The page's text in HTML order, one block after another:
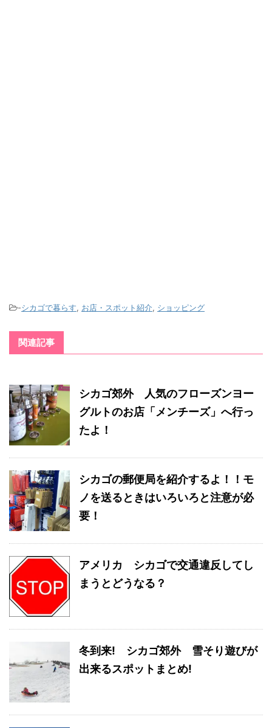
-シカゴで暮らす, お店・スポット紹介, ショッピング
関連記事
シカゴ郊外 人気のフローズンヨー
グルトのお店「メンチーズ」へ行っ
たよ！
シカゴの郵便局を紹介するよ！！モ
ノを送るときはいろいろと注意が必
要！
アメリカ シカゴで交通違反してし
まうとどうなる？
冬到来! シカゴ郊外 雪そり遊びが
出来るスポットまとめ!